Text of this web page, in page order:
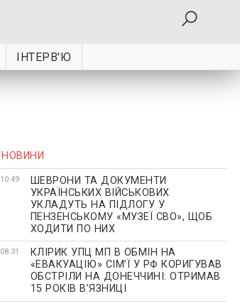
ІНТЕРВ'Ю
НОВИНИ
10:49
ШЕВРОНИ ТА ДОКУМЕНТИ
УКРАЇНСЬКИХ ВІЙСЬКОВИХ
УКЛАДУТЬ НА ПІДЛОГУ У
ПЕНЗЕНСЬКОМУ «МУЗЕЇ СВО», ЩОБ
ХОДИТИ ПО НИХ
08:31
КЛІРИК УПЦ МП В ОБМІН НА
«ЕВАКУАЦІЮ» СІМʼЇ У РФ КОРИГУВАВ
ОБСТРІЛИ НА ДОНЕЧЧИНІ: ОТРИМАВ
15 РОКІВ ВʼЯЗНИЦІ